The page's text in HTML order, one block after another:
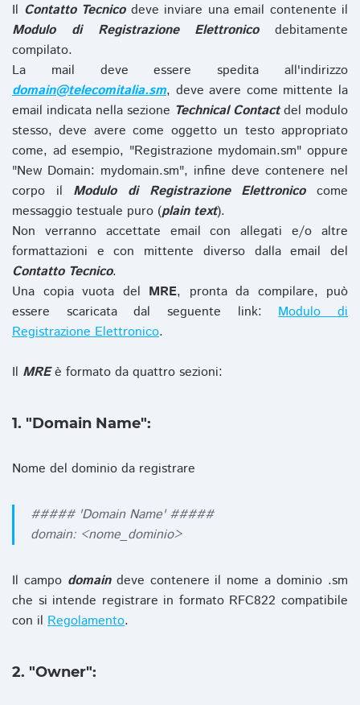
Il Contatto Tecnicodeve inviare una email contenente il
Modulo di Registrazione Elettronicodebitamente
compilato.
La mail deve essere spedita all'indirizzo
domain@telecomitalia.sm, deve avere come mittente la
email indicata nella sezione Technical Contactdel modulo
stesso, deve avere come oggetto un testo appropriato
come, ad esempio, "Registrazione mydomain.sm" oppure
"New Domain: mydomain.sm", infine deve contenere nel
corpo il Modulo di Registrazione Elettronicocome
messaggio testuale puro (plain text).
Non verranno accettate email con allegati e/o altre
formattazioni e con mittente diverso dalla email del
Contatto Tecnico.
Una copia vuota del MRE, pronta da compilare, può
essere scaricata dal seguente link:Modulo di
Registrazione Elettronico.
Il MREè formato da quattro sezioni:
1. "Domain Name":
Nome del dominio da registrare
##### 'Domain Name' #####
domain: <nome_dominio>
Il campo domaindeve contenere il nome a dominio .sm
che si intende registrare in formato RFC822 compatibile
con il Regolamento.
2. "Owner":